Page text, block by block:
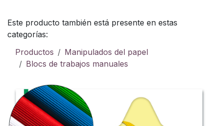
Este producto también está presente en estas
categorías:
Productos
Manipulados del papel
Blocs de trabajos manuales